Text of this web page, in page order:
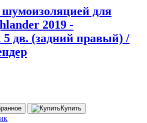
для
2019 -
дв. (задний правый) /
Купить